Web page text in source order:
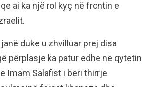
ai ka një rol kyç në frontin e
duke u zhvilluar prej disa
përplasje ka patur edhe në qytetin
Imam Salafist i bëri thirrje